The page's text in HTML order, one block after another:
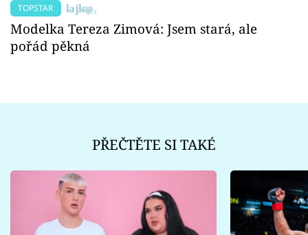
TOPSTAR
Modelka Tereza Zimová: Jsem stará, ale
pořád pěkná
PŘEČTĚTE SI TAKÉ